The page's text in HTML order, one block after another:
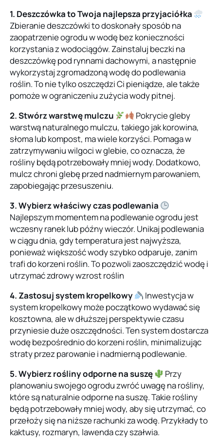
1. Deszczówka to Twoja najlepsza przyjaciółka
Zbieranie deszczówki to doskonały sposób na
zaopatrzenie ogrodu w wodę bez konieczności
korzystania z wodociągów. Zainstaluj beczki na
deszczówkę pod rynnami dachowymi, a następnie
wykorzystaj zgromadzoną wodę do podlewania
roślin. To nie tylko oszczędzi Ci pieniądze, ale także
pomoże w ograniczeniu zużycia wody pitnej.
2. Stwórz warstwę mulczu
Pokrycie gleby
warstwą naturalnego mulczu, takiego jak korowina,
słoma lub kompost, ma wiele korzyści. Pomaga w
zatrzymywaniu wilgoci w glebie, co oznacza, że
rośliny będą potrzebowały mniej wody. Dodatkowo,
mulcz chroni glebę przed nadmiernym parowaniem,
zapobiegając przesuszeniu.
3. Wybierz właściwy czas podlewania
Najlepszym momentem na podlewanie ogrodu jest
wczesny ranek lub późny wieczór. Unikaj podlewania
w ciągu dnia, gdy temperatura jest najwyższa,
ponieważ większość wody szybko odparuje, zanim
trafi do korzeni roślin. To pozwoli zaoszczędzić wodę i
utrzymać zdrowy wzrost roślin
4. Zastosuj system kropelkowy
Inwestycja w
system kropelkowy może początkowo wydawać się
kosztowna, ale w dłuższej perspektywie czasu
przyniesie duże oszczędności. Ten system dostarcza
wodę bezpośrednio do korzeni roślin, minimalizując
straty przez parowanie i nadmierną podlewanie.
5. Wybierz rośliny odporne na suszę
Przy
planowaniu swojego ogrodu zwróć uwagę na rośliny,
które są naturalnie odporne na suszę. Takie rośliny
będą potrzebowały mniej wody, aby się utrzymać, co
przełoży się na niższe rachunki za wodę. Przykłady to
kaktusy, rozmaryn, lawenda czy szałwia.